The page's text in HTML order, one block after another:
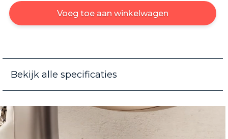
Voeg toe aan winkelwagen
Bekijk alle specificaties